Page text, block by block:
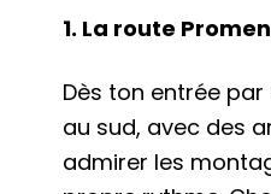
1. La route
Dès ton entrée
au sud, avec des
admirer les